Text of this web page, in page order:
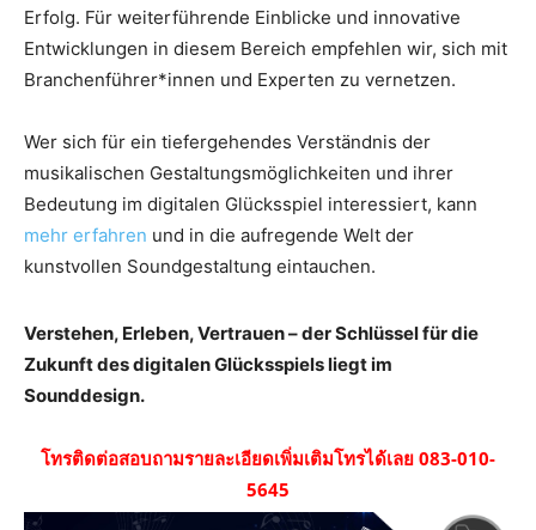
Erfolg. Für weiterführende Einblicke und innovative
Entwicklungen in diesem Bereich empfehlen wir, sich mit
Branchenführer*innen und Experten zu vernetzen.
Wer sich für ein tiefergehendes Verständnis der
musikalischen Gestaltungsmöglichkeiten und ihrer
Bedeutung im digitalen Glücksspiel interessiert, kann
mehr erfahren und in die aufregende Welt der
kunstvollen Soundgestaltung eintauchen.
Verstehen, Erleben, Vertrauen – der Schlüssel für die
Zukunft des digitalen Glücksspiels liegt im
Sounddesign.
โทรติดต่อสอบถามรายละเอียดเพิ่มเติมโทรได้เลย 083-010-
5645